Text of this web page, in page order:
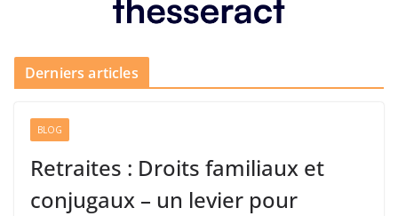
Derniers articles
BLOG
Retraites : Droits familiaux et
conjugaux – un levier pour